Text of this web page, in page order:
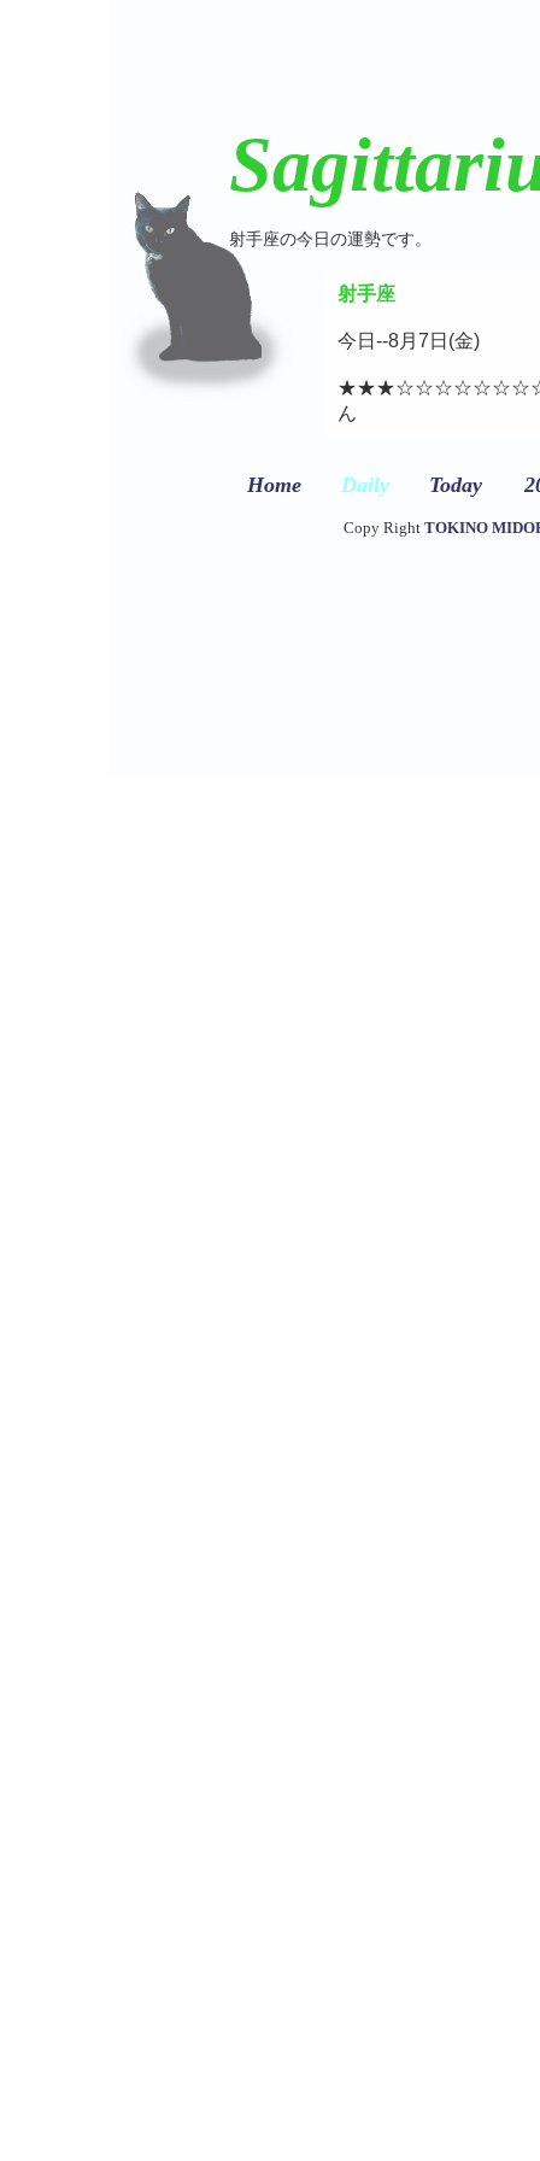
射手座の今日の運勢です。
射手座
今日--8月7日(金)
★★★☆☆☆☆☆☆☆☆☆安
ん
Home Daily Today
Copy Right TOKINO